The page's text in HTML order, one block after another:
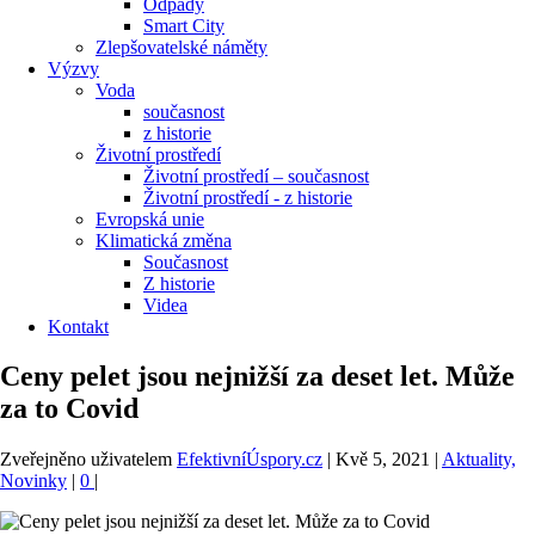
Smart City
Zlepšovatelské náměty
Výzvy
Voda
současnost
z historie
Životní prostředí
Životní prostředí – současnost
Životní prostředí ​- z historie
Evropská unie
Klimatická změna
Současnost
Z historie
Videa
Kontakt
Ceny pelet jsou nejnižší za deset let. Může
za to Covid
Zveřejněno uživatelem EfektivníÚspory.cz | Kvě 5, 2021 | Aktuality,
Novinky | 0 |